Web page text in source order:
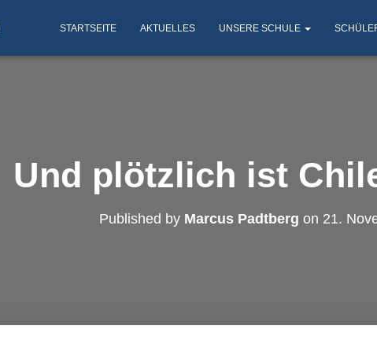
STARTSEITE AKTUELLES UNSERE SCHULE
Und plötzlich ist
Published by Marcus Padtberg on 21.